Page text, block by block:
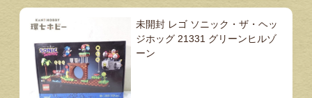
未開封 レゴ ソニック・ザ・ヘッ
ジホッグ 21331 グリーンヒルゾ
ーン